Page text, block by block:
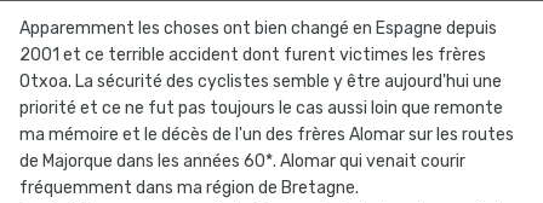
Apparemment les choses ont bien changé en Espagne depuis
2001 et ce terrible accident dont furent victimes les frères
Otxoa. La sécurité des cyclistes semble y être aujourd'hui une
priorité et ce ne fut pas toujours le cas aussi loin que remonte
ma mémoire et le décès de l'un des frères Alomar sur les routes
de Majorque dans les années 60*. Alomar qui venait courir
fréquemment dans ma région de Bretagne.